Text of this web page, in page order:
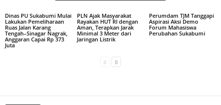
Dinas PU Sukabumi Mulai
Lakukan Pemeliharaan
Ruas Jalan Karang
Tengah–Sinagar Nagrak,
Anggaran Capai Rp 373
Juta
PLN Ajak Masyarakat
Rayakan HUT RI dengan
Aman, Terapkan Jarak
Minimal 3 Meter dari
Jaringan Listrik
Perumdam TJM Tanggapi
Aspirasi Aksi Demo
Forum Mahasiswa
Perubahan Sukabumi